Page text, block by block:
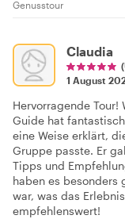
Genusstour
Claudia
1 August
Hervorragende
Guide hat
eine Weise erklärt,
Gruppe passte. Er
Tipps und
haben es besonders
war, was das
empfehlenswert!